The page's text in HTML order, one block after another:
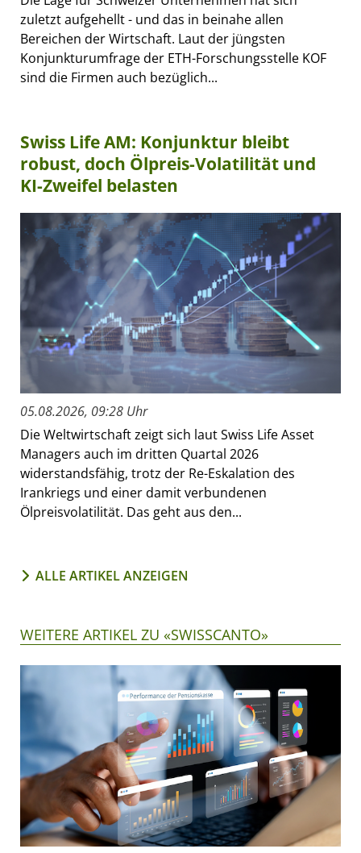
zuletzt aufgehellt - und das in beinahe allen
Bereichen der Wirtschaft. Laut der jüngsten
Konjunkturumfrage der ETH-Forschungsstelle KOF
sind die Firmen auch bezüglich...
Swiss Life AM: Konjunktur bleibt
robust, doch Ölpreis-Volatilität und
KI-Zweifel belasten
05.08.2026, 09:28 Uhr
Die Weltwirtschaft zeigt sich laut Swiss Life Asset
Managers auch im dritten Quartal 2026
widerstandsfähig, trotz der Re-Eskalation des
Irankriegs und einer damit verbundenen
Ölpreisvolatilität. Das geht aus den...
ALLE ARTIKEL ANZEIGEN
WEITERE ARTIKEL ZU «SWISSCANTO»